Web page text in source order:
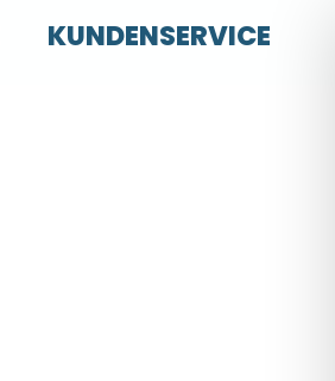
KUNDENSERVICE